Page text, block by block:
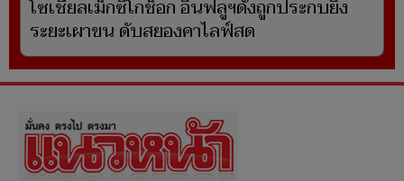
โซเชียลเม็กซิโกช็อก อินฟลูฯดังถูกประกบยิง
ระยะเผาขน ดับสยองคาไลฟ์สด